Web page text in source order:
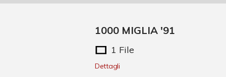
1000 MIGLIA '91
1 File
Dettagli